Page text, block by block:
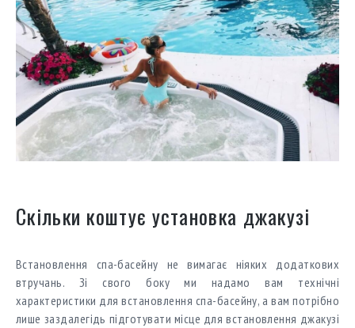
Скільки коштує установка джакузі
Встановлення спа-басейну не вимагає ніяких додаткових
втручань. Зі свого боку ми надамо вам технічні
характеристики для встановлення спа-басейну, а вам потрібно
лише заздалегідь підготувати місце для встановлення джакузі